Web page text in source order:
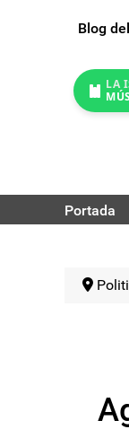
Blog
LA
Portada